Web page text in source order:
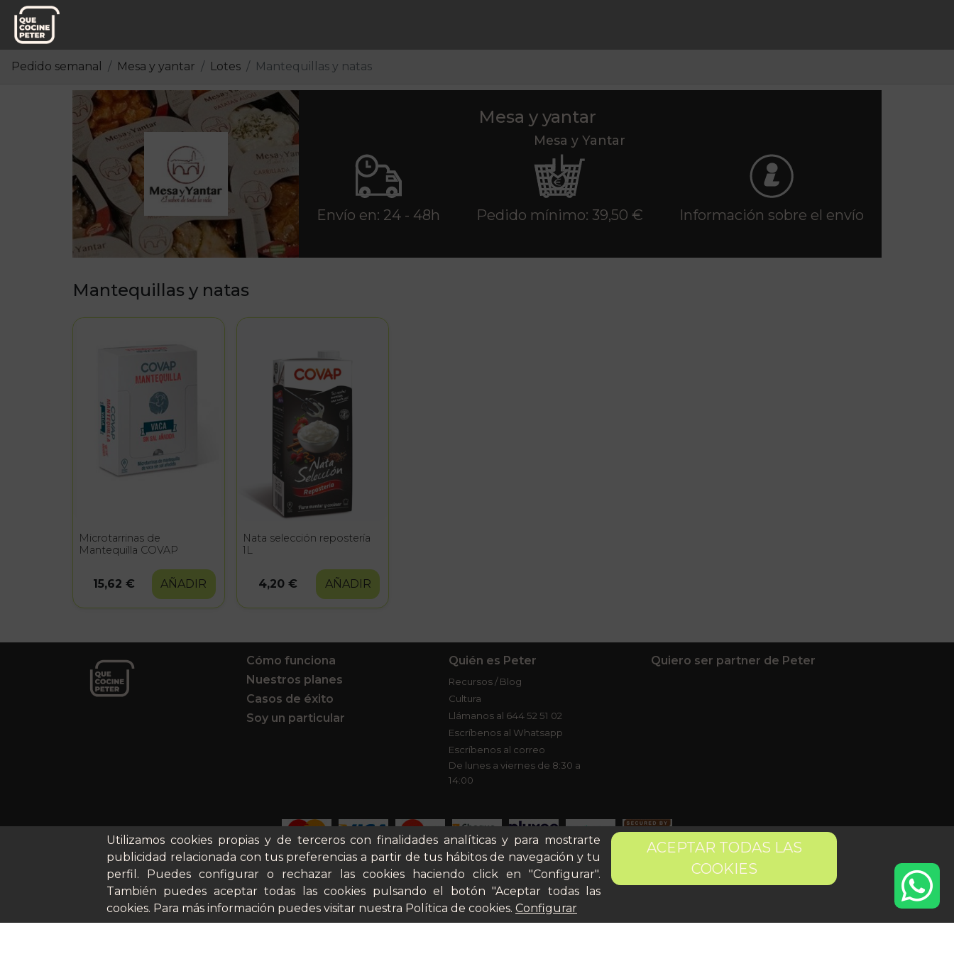
Pedido semanal Mesa y yantar Lotes Mantequillas y natas
Mesa y yantar
Mesa y Yantar
Envío en: 24 - 48h Pedido mínimo: 39,50 € Información sobre el envío
Mantequillas y natas
Microtarrinas de
Mantequilla COVAP
15,62 € AÑADIR
Nata selección repostería
1L
4,20 € AÑADIR
Utilizamos cookies propias y de terceros con finalidades analíticas y para mostrarte
publicidad relacionada con tus preferencias a partir de tus hábitos de navegación y tu
perfil. Puedes configurar o rechazar las cookies haciendo click en "Configurar".
También puedes aceptar todas las cookies pulsando el botón "Aceptar todas las
cookies. Para más información puedes visitar nuestra Política de cookies. Configurar
ACEPTAR TODAS LAS
COOKIES
Cómo funciona
Nuestros planes
Casos de éxito
Soy un particular
Quién es Peter
Recursos / Blog
Cultura
Llámanos al 644 52 51 02
Escríbenos al Whatsapp
Escríbenos al correo
De lunes a viernes de 8:30 a
14:00
Quiero ser partner de Peter
Aviso legal Términos y condiciones Pago seguro Gestión de Cookies